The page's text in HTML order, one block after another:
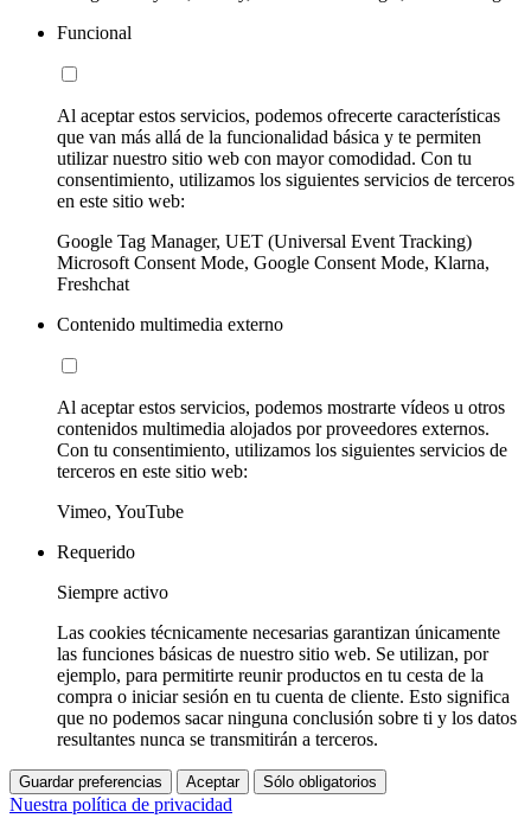
Funcional
Al aceptar estos servicios, podemos ofrecerte características
que van más allá de la funcionalidad básica y te permiten
utilizar nuestro sitio web con mayor comodidad. Con tu
consentimiento, utilizamos los siguientes servicios de terceros
en este sitio web:
Google Tag Manager, UET (Universal Event Tracking)
Microsoft Consent Mode, Google Consent Mode, Klarna,
Freshchat
Contenido multimedia externo
Al aceptar estos servicios, podemos mostrarte vídeos u otros
contenidos multimedia alojados por proveedores externos.
Con tu consentimiento, utilizamos los siguientes servicios de
terceros en este sitio web:
Vimeo, YouTube
Requerido
Siempre activo
Las cookies técnicamente necesarias garantizan únicamente
las funciones básicas de nuestro sitio web. Se utilizan, por
ejemplo, para permitirte reunir productos en tu cesta de la
compra o iniciar sesión en tu cuenta de cliente. Esto significa
que no podemos sacar ninguna conclusión sobre ti y los datos
resultantes nunca se transmitirán a terceros.
Guardar preferencias Aceptar Sólo obligatorios
Nuestra política de privacidad